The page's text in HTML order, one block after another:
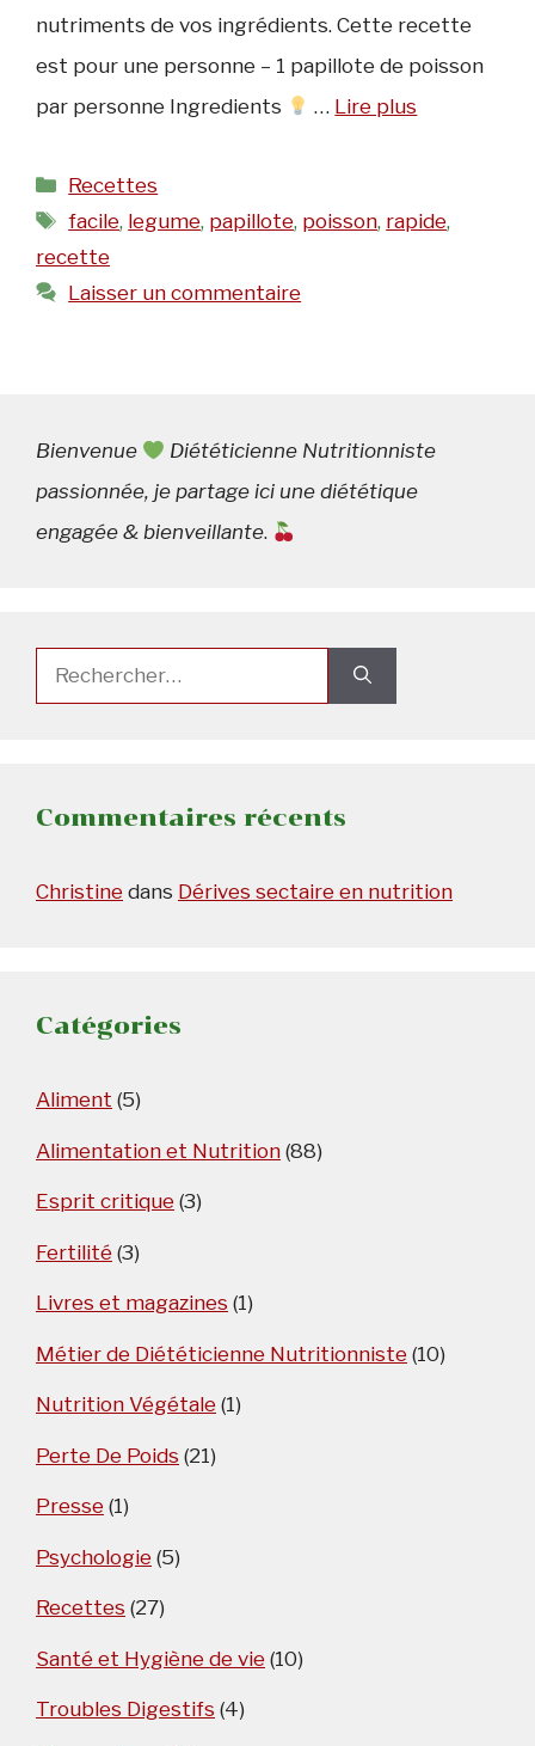
nutriments de vos ingrédients. Cette recette
est pour une personne – 1 papillote de poisson
par personne Ingredients
… Lire plus
Catégories
Recettes
Étiquettes
facile, legume, papillote, poisson, rapide,
recette
Laisser un commentaire
Bienvenue
Diététicienne Nutritionniste
passionnée, je partage ici une diététique
engagée & bienveillante.
Rechercher :
Commentaires récents
Christine dans Dérives sectaire en nutrition
Catégories
Aliment (5)
Alimentation et Nutrition (88)
Esprit critique (3)
Fertilité (3)
Livres et magazines (1)
Métier de Diététicienne Nutritionniste (10)
Nutrition Végétale (1)
Perte De Poids (21)
Presse (1)
Psychologie (5)
Recettes (27)
Santé et Hygiène de vie (10)
Troubles Digestifs (4)